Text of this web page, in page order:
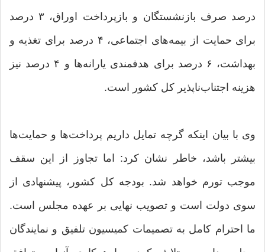
درصد صرف بازنشستگان و بازپرداخت اوراق، ۳ درصد
برای حمایت از بیمه‌های اجتماعی، ۴ درصد برای تغذیه و
بهداشت، ۶ درصد برای هدفمندی یارانه‌ها و ۴ درصد نیز
هزینه اجتناب‌ناپذیر کل کشور است.
وی با بیان اینکه گرچه تمایل داریم پرداخت‌ها و حمایت‌ها
بیشتر باشد، خاطر نشان کرد: اما تجاوز از این سقف
موجب تورم خواهد شد. بودجه کل کشور، پیشنهادی از
سوی دولت است و تصویب نهایی بر عهده مجلس است.
ما احترام کامل به تصمیمات کمیسیون تلفیق و نمایندگان